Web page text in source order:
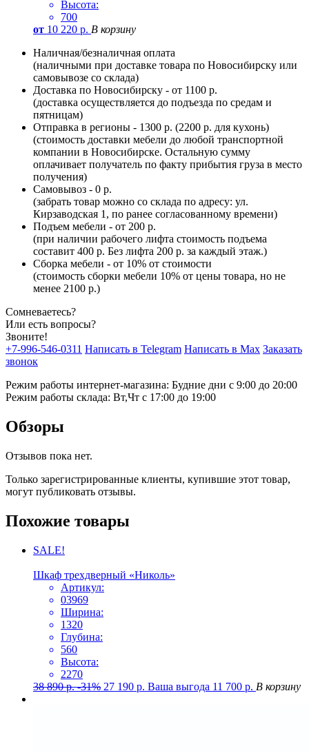
Высота:
700
от 10 220 р. В корзину
Наличная/безналичная оплата
(наличными при доставке товара по Новосибирску или
самовывозе со склада)
Доставка по Новосибирску - от 1100 р.
(доставка осуществляется до подъезда по средам и
пятницам)
Отправка в регионы - 1300 р. (2200 р. для кухонь)
(стоимость доставки мебели до любой транспортной
компании в Новосибирске. Остальную сумму
оплачивает получатель по факту прибытия груза в место
получения)
Самовывоз - 0 р.
(забрать товар можно со склада по адресу: ул.
Кирзаводская 1, по ранее согласованному времени)
Подъем мебели - от 200 р.
(при наличии рабочего лифта стоимость подъема
составит 400 р. Без лифта 200 р. за каждый этаж.)
Сборка мебели - от 10% от стоимости
(стоимость сборки мебели 10% от цены товара, но не
менее 2100 р.)
Сомневаетесь?
Или есть вопросы?
Звоните!
+7-996-546-0311 Написать в Telegram Написать в Max Заказать
звонок
Режим работы интернет-магазина: Будние дни с 9:00 до 20:00
Режим работы склада: Вт,Чт с 17:00 до 19:00
Обзоры
Отзывов пока нет.
Только зарегистрированные клиенты, купившие этот товар,
могут публиковать отзывы.
Похожие товары
SALE!
Шкаф трехдверный «Николь»
Артикул:
03969
Ширина:
1320
Глубина:
560
Высота:
2270
38 890р. -31% 27 190 р. Ваша выгода 11 700 р. В корзину